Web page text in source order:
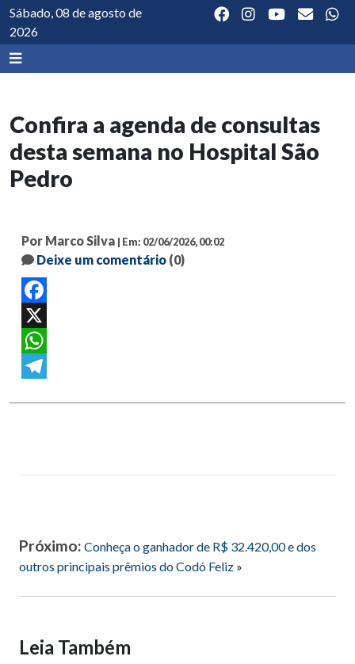
Sábado, 08 de agosto de
2026
Confira a agenda de consultas
desta semana no Hospital São
Pedro
Por Marco Silva | Em: 02/06/2026, 00:02
Deixe um comentário (0)
Facebook
X
WhatsApp
Próximo: Conheça o ganhador de R$ 32.420,00 e dos
outros principais prêmios do Codó Feliz »
Leia Também